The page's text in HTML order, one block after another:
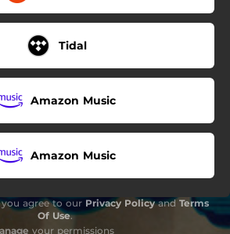
Tidal
Amazon Music
Amazon Music
agree to our Privacy Policyand Terms
Of Use.
your permissions